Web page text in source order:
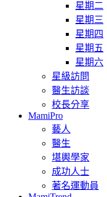
星期二
星期三
星期四
星期五
星期六
星級訪問
醫生訪談
校長分享
MamiPro
藝人
醫生
堪輿學家
成功人士
著名運動員